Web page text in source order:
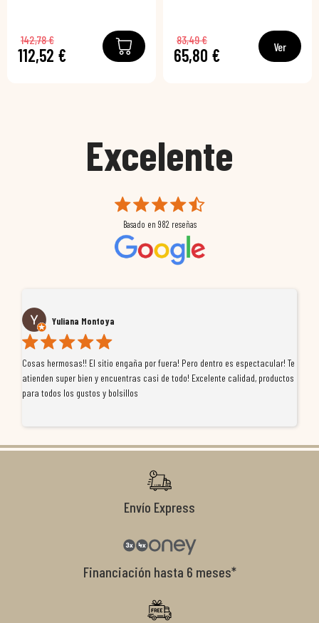
112,52 €
142,78 €
65,80 €
83,49 € Ver
Excelente
Basado en 982 reseñas
Yuliana Montoya
Cosas hermosas!! El sitio engaña por fuera! Pero dentro es espectacular! Te
atienden super bien y encuentras casi de todo! Excelente calidad, productos
para todos los gustos y bolsillos
Envío Express
Financiación hasta 6 meses*